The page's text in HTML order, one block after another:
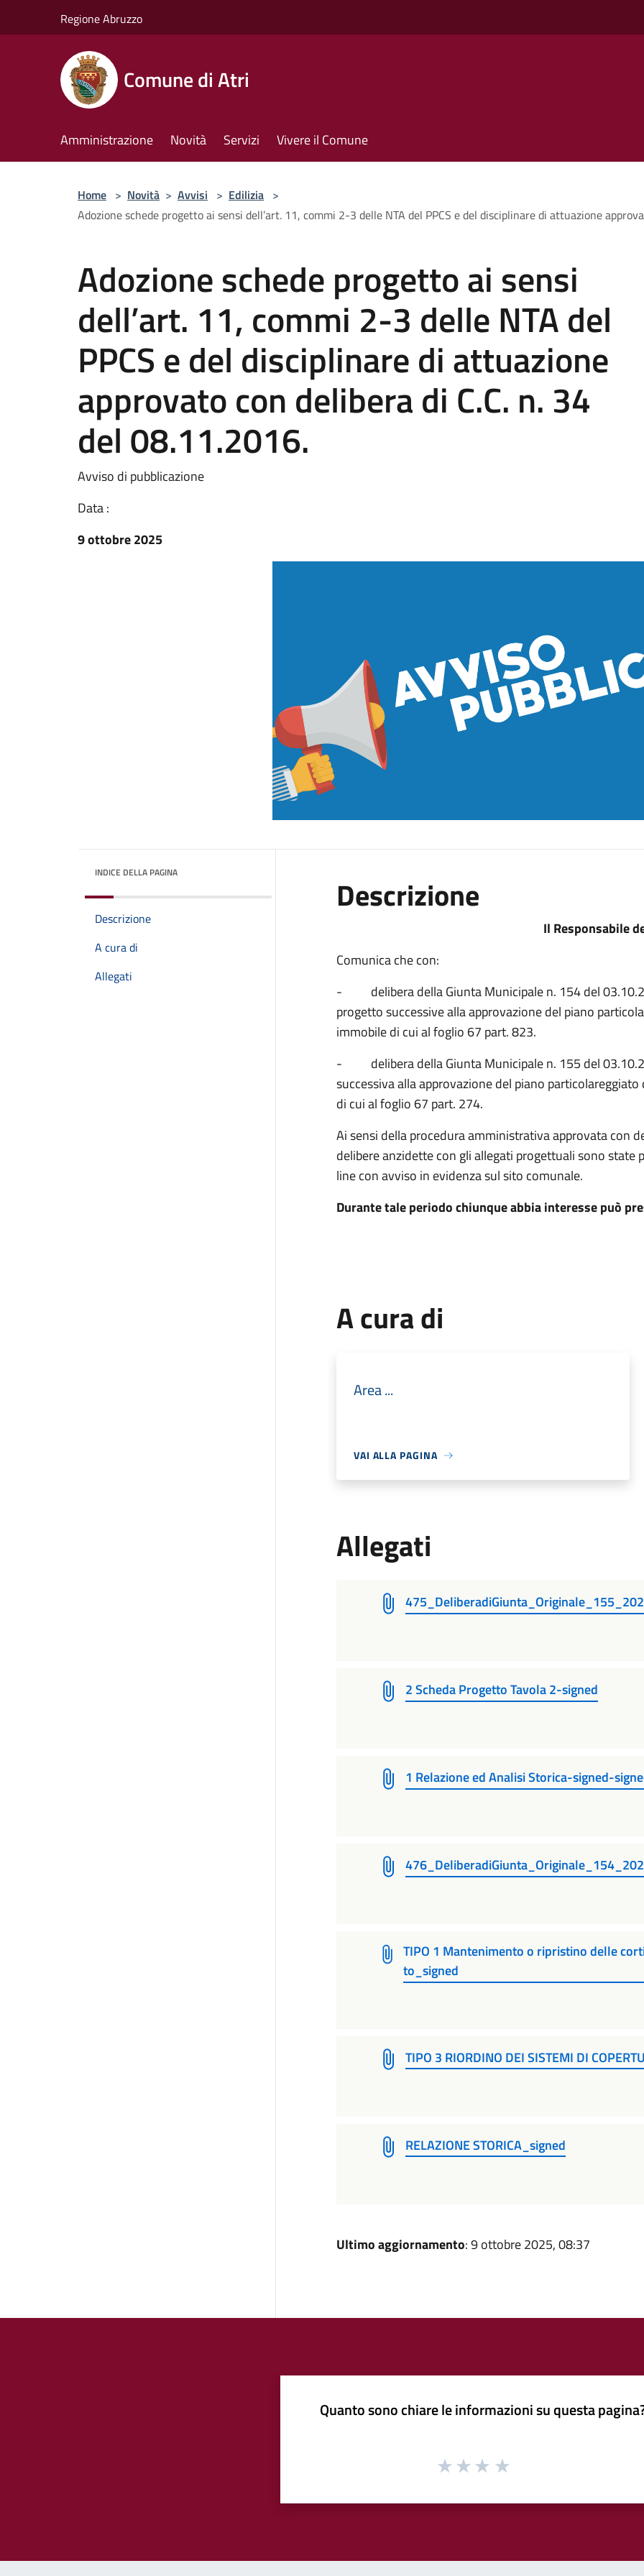
Regione Abruzzo
Comune di Atri
Amministrazione Novità Servizi Vivere il Comune
Home > Novità > Avvisi > Edilizia >
Adozione schede progetto ai sensi dell’art. 11, commi 2-3 delle NTA del PPCS e del disciplinare di attuazione
Adozione schede progetto ai sensi
dell’art. 11, commi 2-3 delle NTA del
PPCS e del disciplinare di attuazione
approvato con delibera di C.C. n. 34
del 08.11.2016.
Avviso di pubblicazione
Data :
9 ottobre 2025
INDICE DELLA PAGINA
Descrizione
A cura di
Allegati
Descrizione
Il Responsabile
Comunica che con:
- delibera della Giunta Municipale n. 154 del
progetto successive alla approvazione del piano
immobile di cui al foglio 67 part. 823.
- delibera della Giunta Municipale n. 155 del
successiva alla approvazione del piano
di cui al foglio 67 part. 274.
Ai sensi della procedura amministrativa approvata con
delibere anzidette con gli allegati progettuali sono state
line con avviso in evidenza sul sito comunale.
Durante tale periodo chiunque abbia interesse può
A cura di
Area ...
VAI ALLA PAGINA
Allegati
2 Scheda Progetto Tavola 2-signed
1 Relazione ed Analisi Storica-signed-
TIPO 1 Mantenimento o ripristino delle
to_signed
TIPO 3 RIORDINO DEI SISTEMI DI
RELAZIONE STORICA_signed
Ultimo aggiornamento: 9 ottobre 2025, 08:37
Quanto sono chiare le informazioni su questa